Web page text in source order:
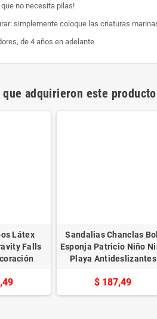
que no necesita pilas!
simplemente coloque las criaturas
de 4 años en adelante
adquirieron este
Látex
Falls
Sandalias Chanclas
Esponja Patricio Niño
Playa Antideslizantes
$ 187,49